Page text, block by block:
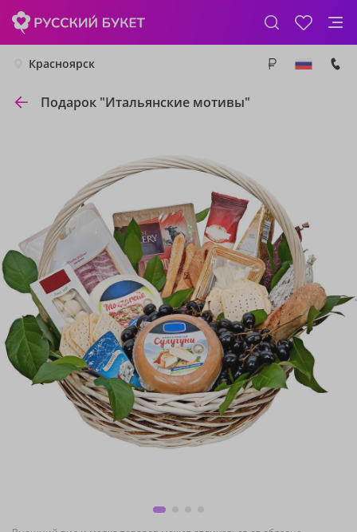
Красноярск
Подарок "Итальянские мотивы"